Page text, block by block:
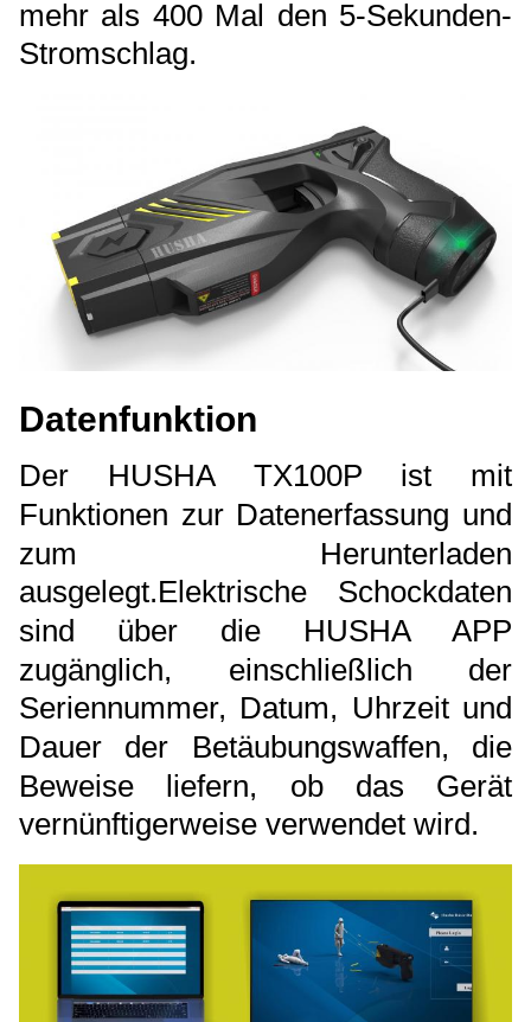
mehr als 400 Mal den 5-Sekunden-
Stromschlag.
Datenfunktion
Der HUSHA TX100P ist mit
Funktionen zur Datenerfassung und
zum Herunterladen
ausgelegt.Elektrische Schockdaten
sind über die HUSHA APP
zugänglich, einschließlich der
Seriennummer, Datum, Uhrzeit und
Dauer der Betäubungswaffen, die
Beweise liefern, ob das Gerät
vernünftigerweise verwendet wird.